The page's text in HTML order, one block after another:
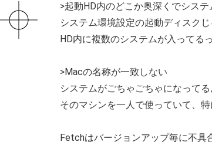
>起動HD内のどこか奥深くでシス
システム環境設定の起動ディスクじ
HD内に複数のシステムが入ってる
>Macの名称が一致しない
システムがごちゃごちゃになって
そのマシンを一人で使っていて、
Fetchはバージョンアップ毎に不具